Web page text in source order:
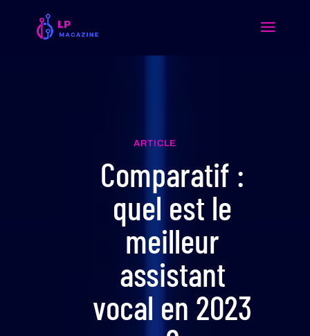
ARTICLE
Comparatif :
quel est le
meilleur
assistant
vocal en 2023